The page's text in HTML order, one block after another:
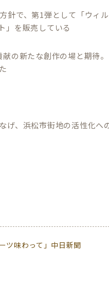
針で、第1弾として「ウィ
」を販売している
の新たな創作の場と期待
げ、浜松市街地の活性化へ
ツ味わって」中日新聞